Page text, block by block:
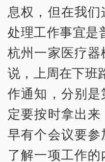
息权，但在我
处理工作事宜是
杭州一家医疗
说，上周在下班
作通知，分别
定要按时拿出
早有个会议要
了解一项工作